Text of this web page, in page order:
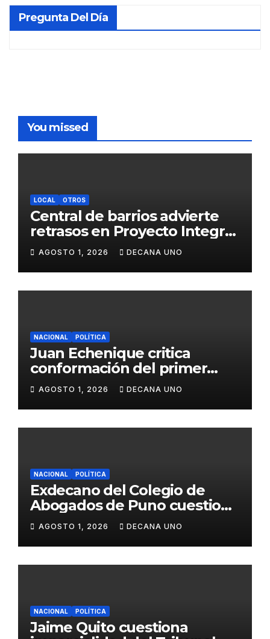
Pregunta Del Día
You missed
LOCAL OTROS
Central de barrios advierte
retrasos en Proyecto Integral
de Agua y Alcantarillado para
Juliaca
AGOSTO 1, 2026 DECANA UNO
NACIONAL POLÍTICA
Juan Echenique critica
conformación del primer
gabinete ministerial de Keiko
Fujimori
AGOSTO 1, 2026 DECANA UNO
NACIONAL POLÍTICA
Exdecano del Colegio de
Abogados de Puno cuestiona
propuestas sobre seguridad
ciudadana
AGOSTO 1, 2026 DECANA UNO
NACIONAL POLÍTICA
Jaime Quito cuestiona